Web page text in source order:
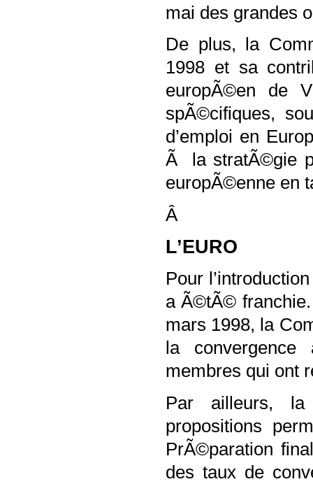
mai des grandes
De plus, la
1998 et sa
europÃ©en de
spÃ©cifiques,
d’emploi en
Ã la stratÃ©gie
europÃ©enne en
Â
L’EURO
Pour
a Ã©tÃ©
mars 1998, la
la
membres qui ont
Par ailleurs, la
propositions
PrÃ©paration
des taux de